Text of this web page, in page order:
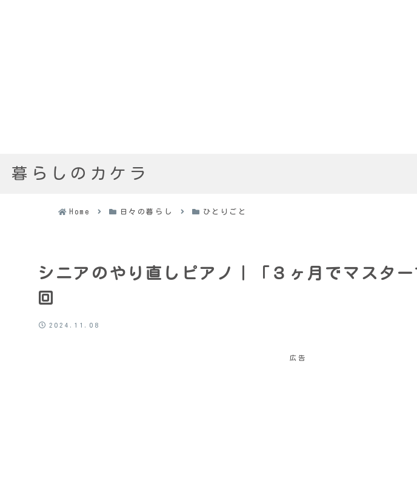
暮らしのカケラ
Home 日々の暮らし ひとりごと
シニアのやり直しピアノ｜「３ヶ月でマスタ
回
2024.11.08
広告